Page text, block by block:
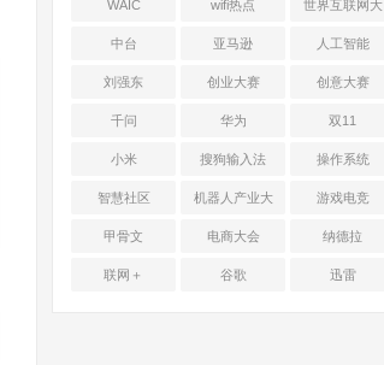
WAIC wifi热点 世界互联网大
会
中台 亚马逊 人工智能
刘强东 创业大赛 创意大赛
千问 华为 双11
小米 搜狗输入法 操作系统
智慧社区 机器人产业大
会
游戏电竞
甲骨文 电商大会 纳德拉
联网＋ 谷歌 迅雷